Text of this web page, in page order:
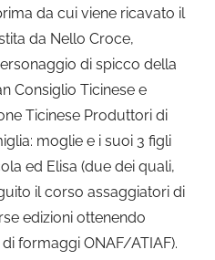
da cui viene ricavato il
da Nello Croce,
di spicco della
Consiglio Ticinese e
Ticinese Produttori di
moglie e i suoi 3 figli
ed Elisa (due dei quali,
il corso assaggiatori di
edizioni ottenendo
formaggi ONAF/ATIAF).